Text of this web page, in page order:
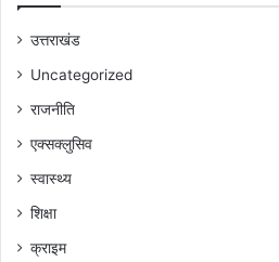
उत्तराखंड
Uncategorized
राजनीति
एक्सक्लुसिव
स्वास्थ्य
शिक्षा
क्राइम